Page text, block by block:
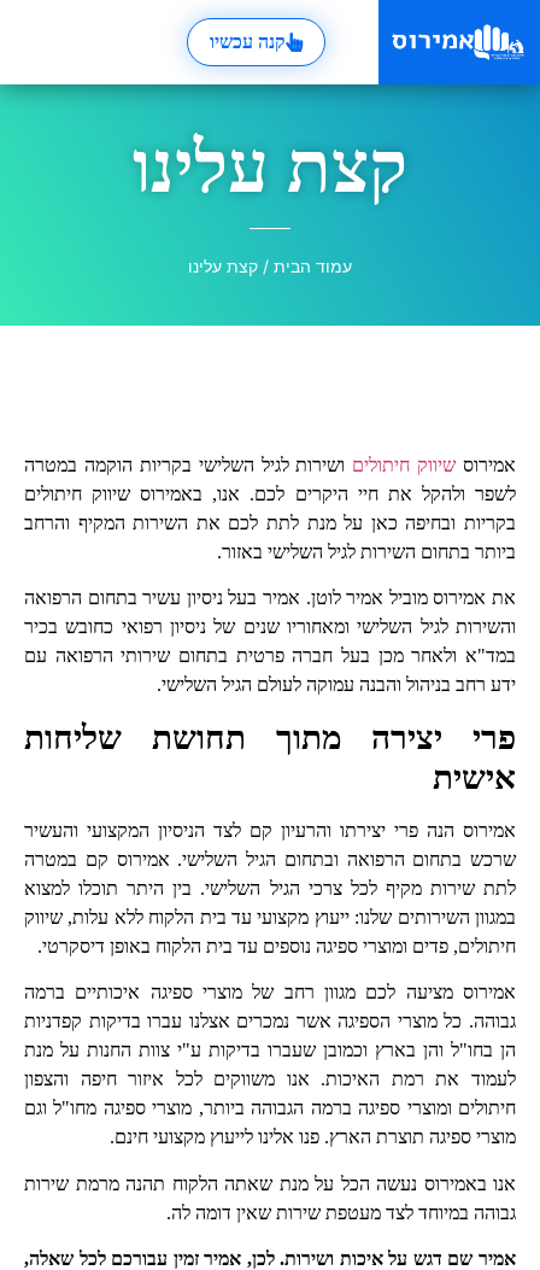
קנה עכשיו
קצת עלינו
עמוד הבית / קצת עלינו
אמירוס שיווק חיתולים ושירות לגיל השלישי בקריות הוקמה במטרה
לשפר ולהקל את חיי היקרים לכם. אנו, באמירוס שיווק חיתולים
בקריות ובחיפה כאן על מנת לתת לכם את השירות המקיף והרחב
ביותר בתחום השירות לגיל השלישי באזור.
את אמירוס מוביל אמיר לוטן. אמיר בעל ניסיון עשיר בתחום הרפואה
והשירות לגיל השלישי ומאחוריו שנים של ניסיון רפואי כחובש בכיר
במד"א ולאחר מכן בעל חברה פרטית בתחום שירותי הרפואה עם
ידע רחב בניהול והבנה עמוקה לעולם הגיל השלישי.
פרי יצירה מתוך תחושת שליחות
אישית
אמירוס הנה פרי יצירתו והרעיון קם לצד הניסיון המקצועי והעשיר
שרכש בתחום הרפואה ובתחום הגיל השלישי. אמירוס קם במטרה
לתת שירות מקיף לכל צרכי הגיל השלישי. בין היתר תוכלו למצוא
במגוון השירותים שלנו: ייעוץ מקצועי עד בית הלקוח ללא עלות, שיווק
חיתולים, פדים ומוצרי ספיגה נוספים עד בית הלקוח באופן דיסקרטי.
אמירוס מציעה לכם מגוון רחב של מוצרי ספיגה איכותיים ברמה
גבוהה. כל מוצרי הספיגה אשר נמכרים אצלנו עברו בדיקות קפדניות
הן בחו"ל והן בארץ וכמובן שעברו בדיקות ע"י צוות החנות על מנת
לעמוד את רמת האיכות. אנו משווקים לכל איזור חיפה והצפון
חיתולים ומוצרי ספיגה ברמה הגבוהה ביותר, מוצרי ספיגה מחו"ל וגם
מוצרי ספיגה תוצרת הארץ. פנו אלינו לייעוץ מקצועי חינם.
אנו באמירוס נעשה הכל על מנת שאתה הלקוח תהנה מרמת שירות
גבוהה במיוחד לצד מעטפת שירות שאין דומה לה.
אמיר שם דגש על איכות ושירות. לכן, אמיר זמין עבורכם לכל שאלה,